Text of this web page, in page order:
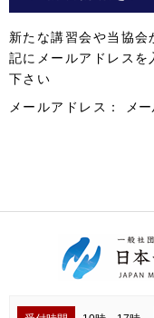
新たな講習会や当協
記にメールアドレスを
下さい
メールアドレス：